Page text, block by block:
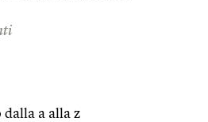
a alla z